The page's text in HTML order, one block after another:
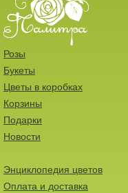
Розы
Букеты
Цветы в коробках
Корзины
Подарки
Новости
Энциклопедия цветов
Оплата и доставка